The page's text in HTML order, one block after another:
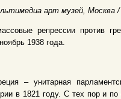
арт музей, Москва
репрессии против
1938 года.
– унитарная
в 1821 году. С тех пор и